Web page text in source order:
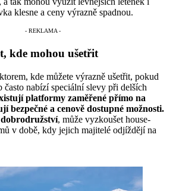
klesne a ceny výrazně spadnou.
kde mohou ušetřit
kde můžete výrazně ušetřit, pokud
nabízí speciální slevy při delších
platformy zaměřené přímo na
bezpečné a cenově dostupné možnosti.
, může vyzkoušet house-
v době, kdy jejich majitelé odjíždějí na